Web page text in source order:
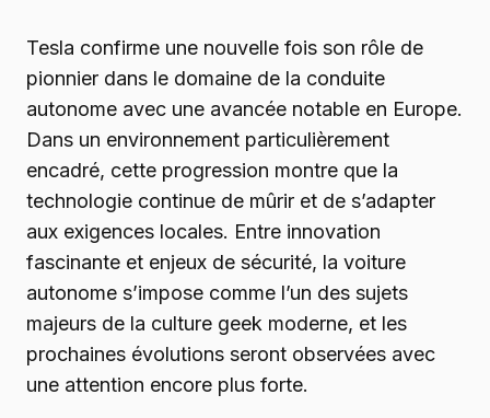
Tesla confirme une nouvelle fois son rôle de
pionnier dans le domaine de la conduite
autonome avec une avancée notable en Europe.
Dans un environnement particulièrement
encadré, cette progression montre que la
technologie continue de mûrir et de s’adapter
aux exigences locales. Entre innovation
fascinante et enjeux de sécurité, la voiture
autonome s’impose comme l’un des sujets
majeurs de la culture geek moderne, et les
prochaines évolutions seront observées avec
une attention encore plus forte.